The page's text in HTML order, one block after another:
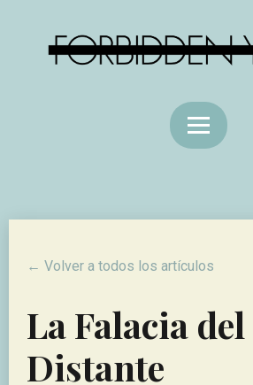
← Volver a todos los artículos
La Falacia
Distante